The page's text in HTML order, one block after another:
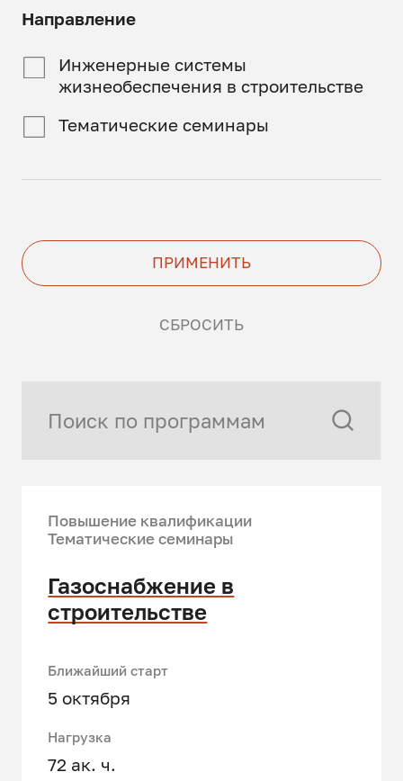
Направление
Инженерные системы
жизнеобеспечения в строительстве
Тематические семинары
ПРИМЕНИТЬ
СБРОСИТЬ
Повышение квалификации
Тематические семинары
Газоснабжение в
строительстве
Ближайший старт
5 октября
Нагрузка
72 ак. ч.